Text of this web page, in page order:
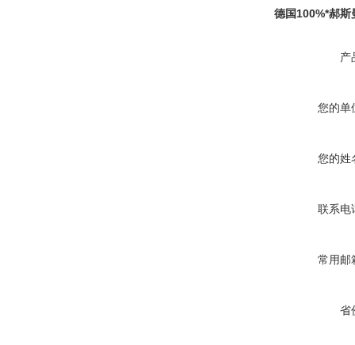
德国100%*郝
产
您的单
您的姓
联系电
常用邮
省